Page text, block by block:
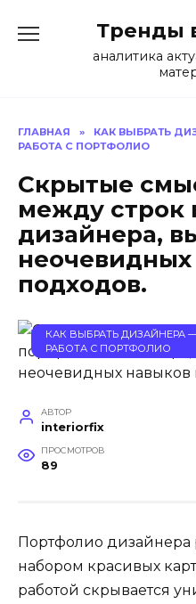
содержанию
Тренды
аналитика
ГЛАВНАЯ »
КАК ВЫБРАТЬ
РАБОТА С ПОРТФОЛИО
Скрытые
между строк
дизайнера,
подходов.
КАК ВЫБРАТЬ ДИЗАЙНЕРА
РАБОТА С ПОРТФОЛИО
АВТОР
interiorfix
ПРОСМОТРОВ
89
Портфолио дизайнера
набором красивых
работой скрывается